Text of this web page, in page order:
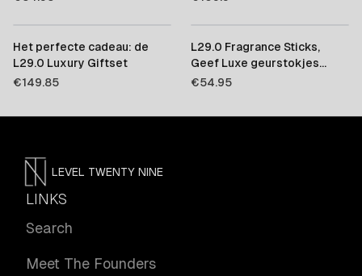
Het perfecte cadeau: de
L29.0 Luxury Giftset
€149.85
L29.0 Fragrance Sticks,
Geef Luxe geurstokjes
cadeau
€54.95
LEVEL TWENTY NINE
LINKS
Search
Meet The Founders